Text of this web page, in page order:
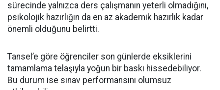
sürecinde yalnızca ders çalışmanın yeterli olmadığını,
psikolojik hazırlığın da en az akademik hazırlık kadar
önemli olduğunu belirtti.
Tansel’e göre öğrenciler son günlerde eksiklerini
tamamlama telaşıyla yoğun bir baskı hissedebiliyor.
Bu durum ise sınav performansını olumsuz